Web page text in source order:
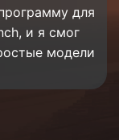
для
и я смог
модели